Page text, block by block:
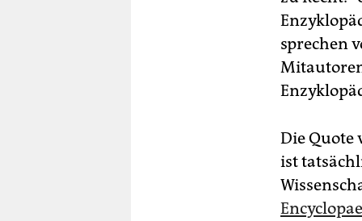
sprechen
Die Quote
ist